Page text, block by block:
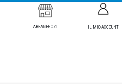
AREANEGOZI IL MIO ACCOUNT